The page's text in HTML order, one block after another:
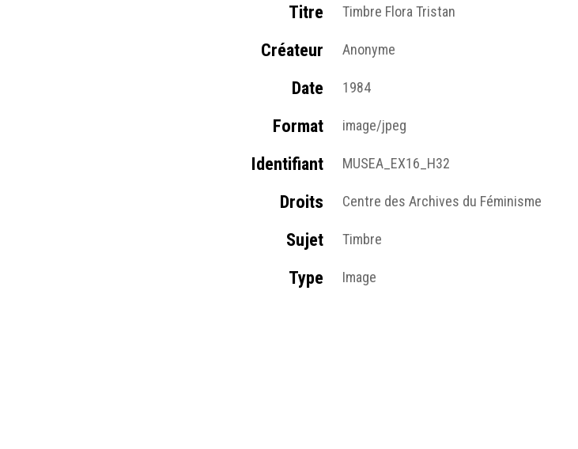
Titre Timbre Flora Tristan
Créateur Anonyme
Date 1984
Format image/jpeg
Identifiant MUSEA_EX16_H32
Droits Centre des Archives du Féminisme
Sujet Timbre
Type Image